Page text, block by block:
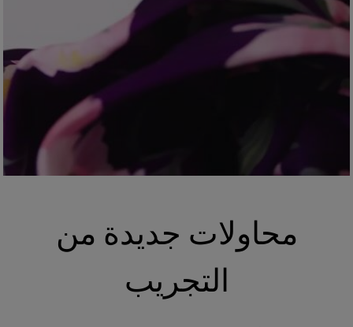
محاولات جديدة من
التجريب